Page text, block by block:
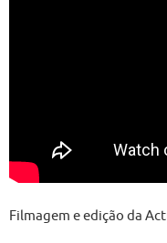
Filmagem e edição da